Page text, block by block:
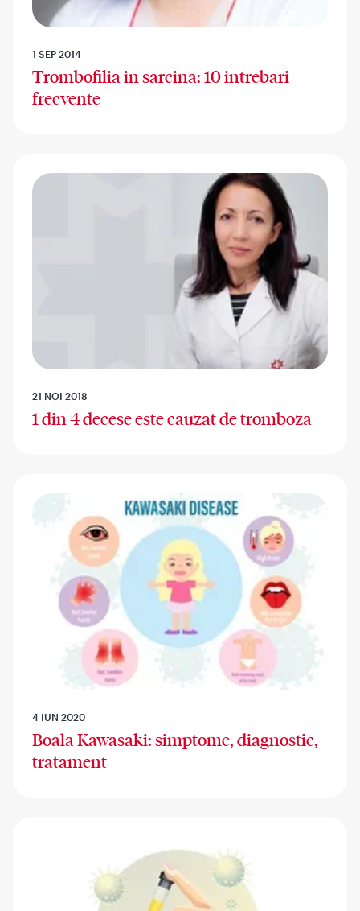
1 SEP 2014
Trombofilia in sarcina: 10 intrebari
frecvente
21 NOI 2018
1 din 4 decese este cauzat de tromboza
4 IUN 2020
Boala Kawasaki: simptome, diagnostic,
tratament